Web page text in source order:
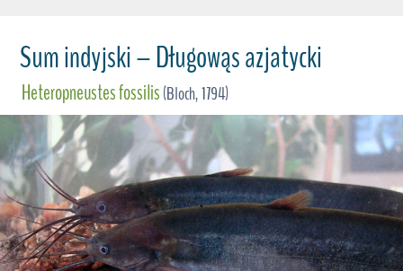
Sum indyjski – Długowąs azjatycki
Heteropneustes fossilis(Bloch, 1794)